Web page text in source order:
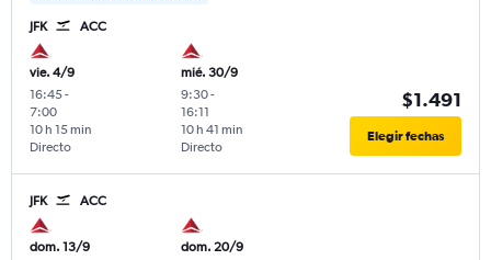
JFK ACC
vie. 4/9
16:45-
7:00
Directo
10 h 15 min
mié. 30/9
9:30-
16:11
Directo
10 h 41 min
$1.491
Elegir fechas
JFK ACC
dom. 13/9
dom. 20/9